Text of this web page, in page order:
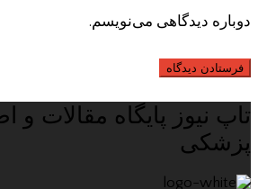
دوباره دیدگاهی می‌نویسم.
تاپ نیوز پایگاه مقالات و
پزشکی